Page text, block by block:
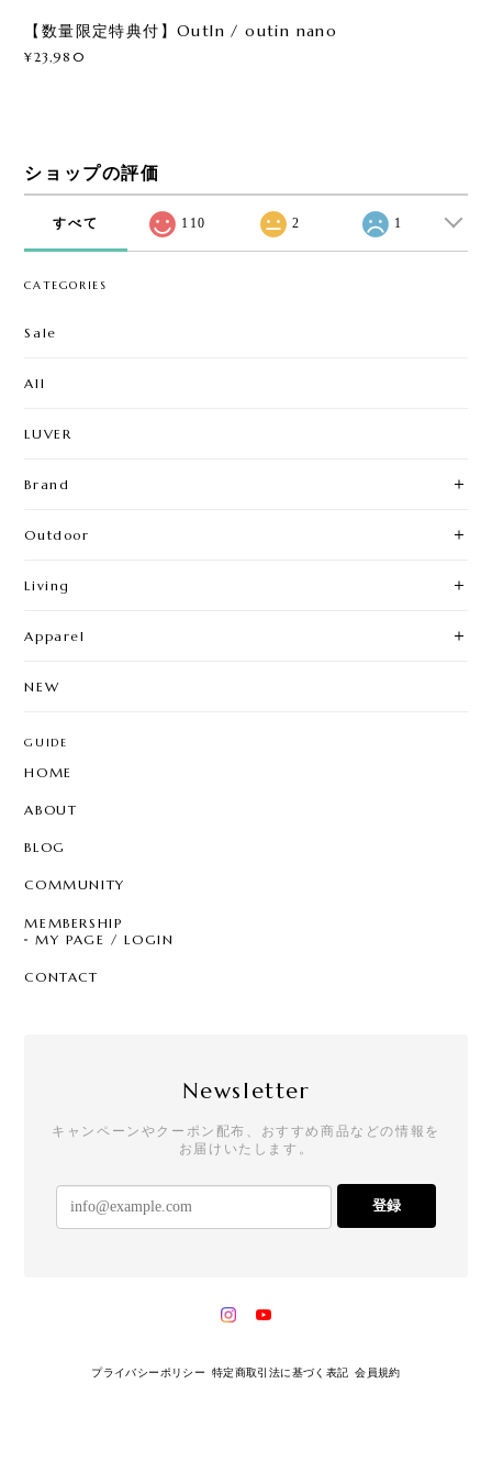
【数量限定特典付】OutIn / outin nano
¥23,980
ショップの評価
すべて 110 2 1
CATEGORIES
Sale
All
LUVER
Brand
Outdoor
Living
Apparel
NEW
GUIDE
HOME
ABOUT
BLOG
COMMUNITY
MEMBERSHIP
MY PAGE / LOGIN
CONTACT
Newsletter
キャンペーンやクーポン配布、おすすめ商品などの情報を
お届けいたします。
登録
プライバシーポリシー 特定商取引法に基づく表記 会員規約